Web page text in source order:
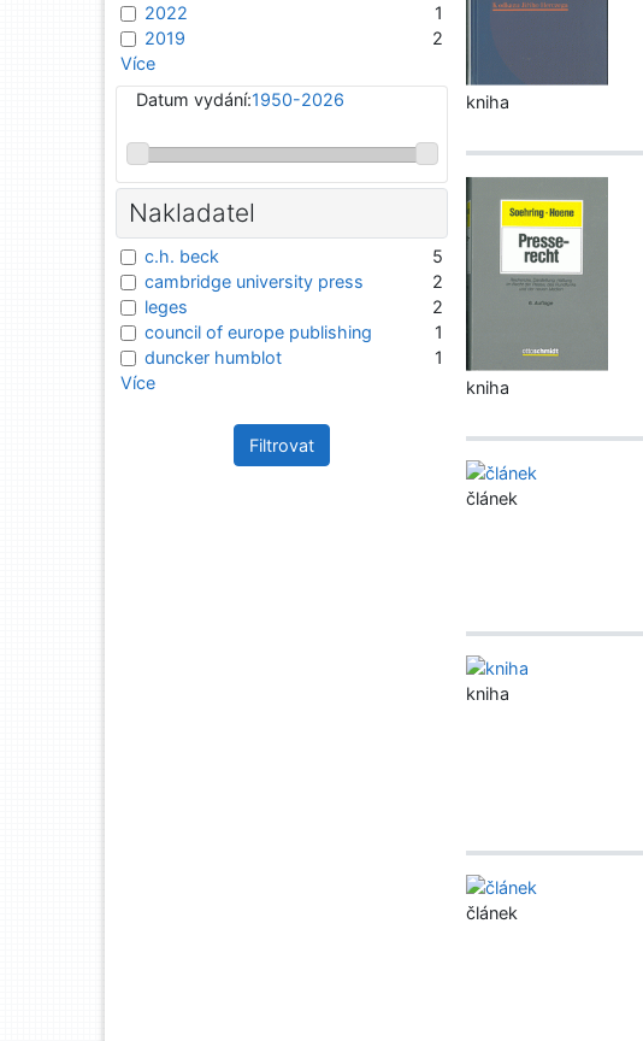
kniha
kniha
článek
kniha
článek
2022
1
2019
2
Více
Datum vydání:1950-2026
Nakladatel
c.h. beck
5
cambridge university press
2
leges
2
council of europe publishing
1
duncker humblot
1
Více
Filtrovat